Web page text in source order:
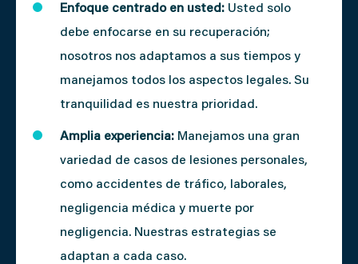
Enfoque centrado en usted: Usted solo
debe enfocarse en su recuperación;
nosotros nos adaptamos a sus tiempos y
manejamos todos los aspectos legales. Su
tranquilidad es nuestra prioridad.
Amplia experiencia: Manejamos una gran
variedad de casos de lesiones personales,
como accidentes de tráfico, laborales,
negligencia médica y muerte por
negligencia. Nuestras estrategias se
adaptan a cada caso.